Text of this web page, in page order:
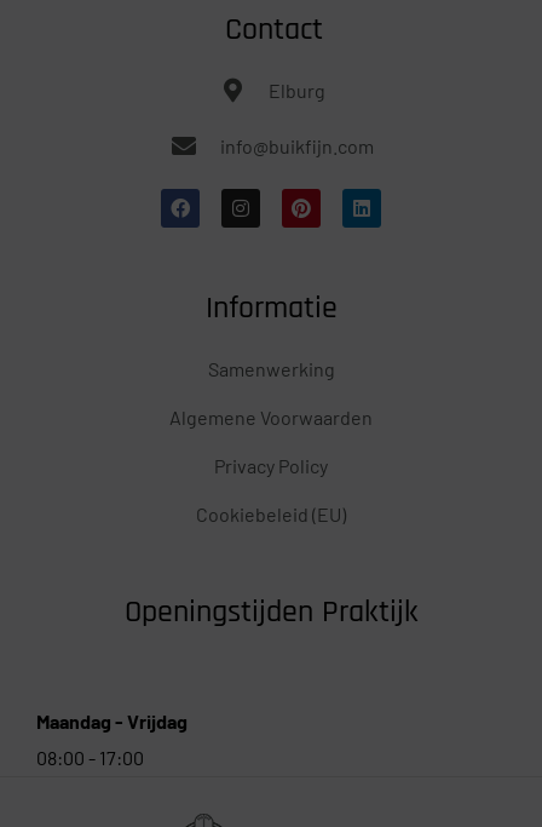
Contact
Elburg
info@buikfijn.com
Informatie
Samenwerking
Algemene Voorwaarden
Privacy Policy
Cookiebeleid (EU)
Openingstijden Praktijk
Maandag - Vrijdag
08:00 - 17:00